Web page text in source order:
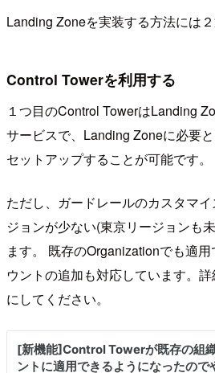
Landing Zoneを実装する方法には２
Control Towerを利用する
１つ目のControl TowerはLanding
サービスで、Landing Zoneに必要
セットアップすることが可能です。
ただし、ガードレールのカスタマ
ジョンが少ない(東京リージョンも
ます。 既存のOrganizationでも適
ウントの追加も対応しています。
にしてください。